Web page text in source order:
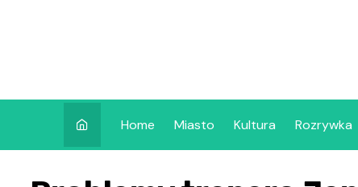
Home Miasto Kultura Rozrywka